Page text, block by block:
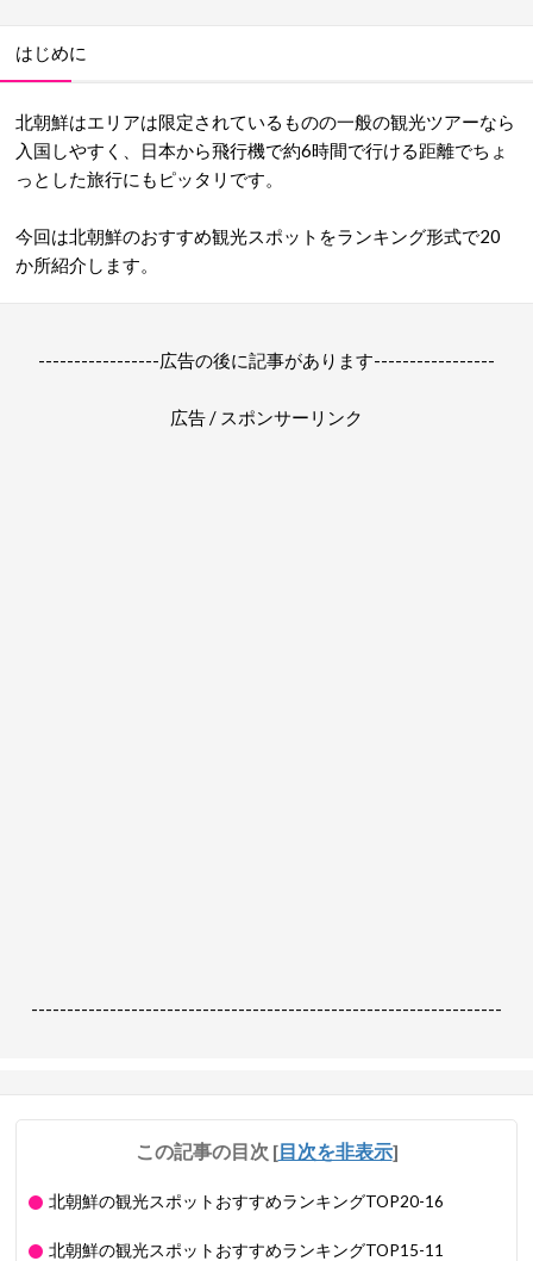
はじめに
北朝鮮はエリアは限定されているものの一般の観光ツアーなら
入国しやすく、日本から飛行機で約6時間で行ける距離でちょ
っとした旅行にもピッタリです。
今回は北朝鮮のおすすめ観光スポットをランキング形式で20
か所紹介します。
-----------------広告の後に記事があります-----------------
広告 / スポンサーリンク
------------------------------------------------------------------
この記事の目次 [目次を非表示]
北朝鮮の観光スポットおすすめランキングTOP20-16
北朝鮮の観光スポットおすすめランキングTOP15-11